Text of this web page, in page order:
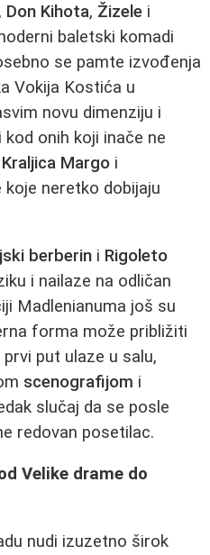
, Don Kihota, Žizele i
baletski komadi
se pamte izvođenja
Vokija Kostića u
novu dimenziju i
onih koji inače ne
Kraljica Margo i
koje neretko dobijaju
berberin i Rigoleto
i nailaze na odličan
Madlenianuma još su
forma može približiti
put ulaze u salu,
scenografijom i
slučaj da se posle
redovan posetilac.
Velike drame do
nudi izuzetno širok